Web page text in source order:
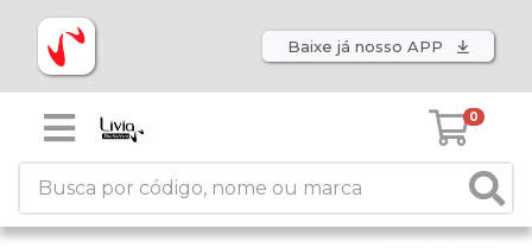
Baixe já nosso APP
0